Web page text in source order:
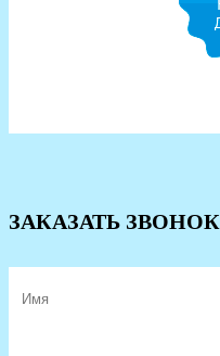
ЗАКАЗАТЬ ЗВОНОК